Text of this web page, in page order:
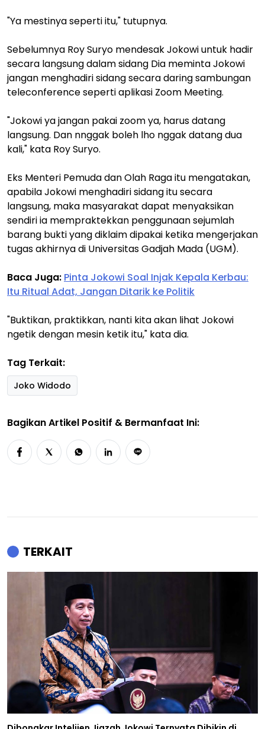
"Ya mestinya seperti itu," tutupnya.
Sebelumnya Roy Suryo mendesak Jokowi untuk hadir
secara langsung dalam sidang Dia meminta Jokowi
jangan menghadiri sidang secara daring sambungan
teleconference seperti aplikasi Zoom Meeting.
"Jokowi ya jangan pakai zoom ya, harus datang
langsung. Dan nnggak boleh lho nggak datang dua
kali," kata Roy Suryo.
Eks Menteri Pemuda dan Olah Raga itu mengatakan,
apabila Jokowi menghadiri sidang itu secara
langsung, maka masyarakat dapat menyaksikan
sendiri ia mempraktekkan penggunaan sejumlah
barang bukti yang diklaim dipakai ketika mengerjakan
tugas akhirnya di Universitas Gadjah Mada (UGM).
Baca Juga: Pinta Jokowi Soal Injak Kepala Kerbau:
Itu Ritual Adat, Jangan Ditarik ke Politik
"Buktikan, praktikkan, nanti kita akan lihat Jokowi
ngetik dengan mesin ketik itu," kata dia.
Tag Terkait:
Joko Widodo
Bagikan Artikel Positif & Bermanfaat Ini:
TERKAIT